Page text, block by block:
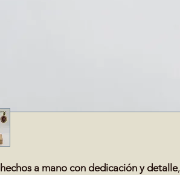
hechos a mano con dedicación y detalle,